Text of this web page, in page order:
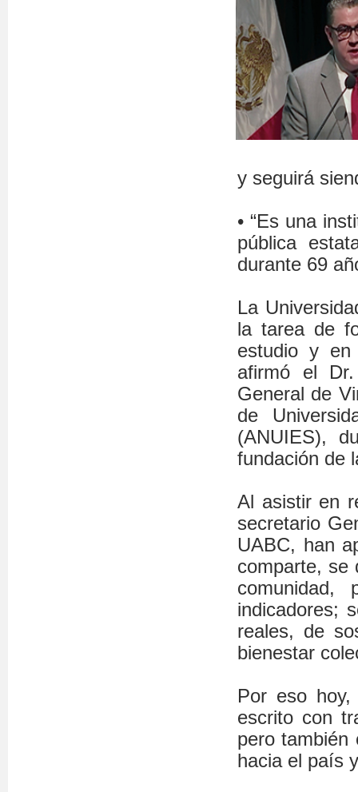
y seguirá
• “Es una
pública
durante 69
La
la tarea de
estudio y
afirmó el Dr.
General de
de
(ANUIES),
fundación de
Al asistir en
secretario
UABC, han
comparte, se
indicadores;
reales, de
bienestar
Por eso
escrito con
pero también
hacia el país